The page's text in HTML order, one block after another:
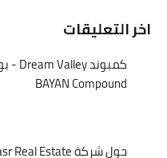
اخر التعليقات
كمبوند Dream Valley - بوابة مصر العقارية
BAYAN Compound
حول شركة Gate Masr Real Estate - بوابة مصر العقارية